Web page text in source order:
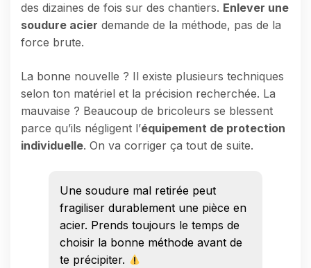
des dizaines de fois sur des chantiers. Enlever une
soudure acier demande de la méthode, pas de la
force brute.
La bonne nouvelle ? Il existe plusieurs techniques
selon ton matériel et la précision recherchée. La
mauvaise ? Beaucoup de bricoleurs se blessent
parce qu’ils négligent l’équipement de protection
individuelle. On va corriger ça tout de suite.
Une soudure mal retirée peut
fragiliser durablement une pièce en
acier. Prends toujours le temps de
choisir la bonne méthode avant de
te précipiter.